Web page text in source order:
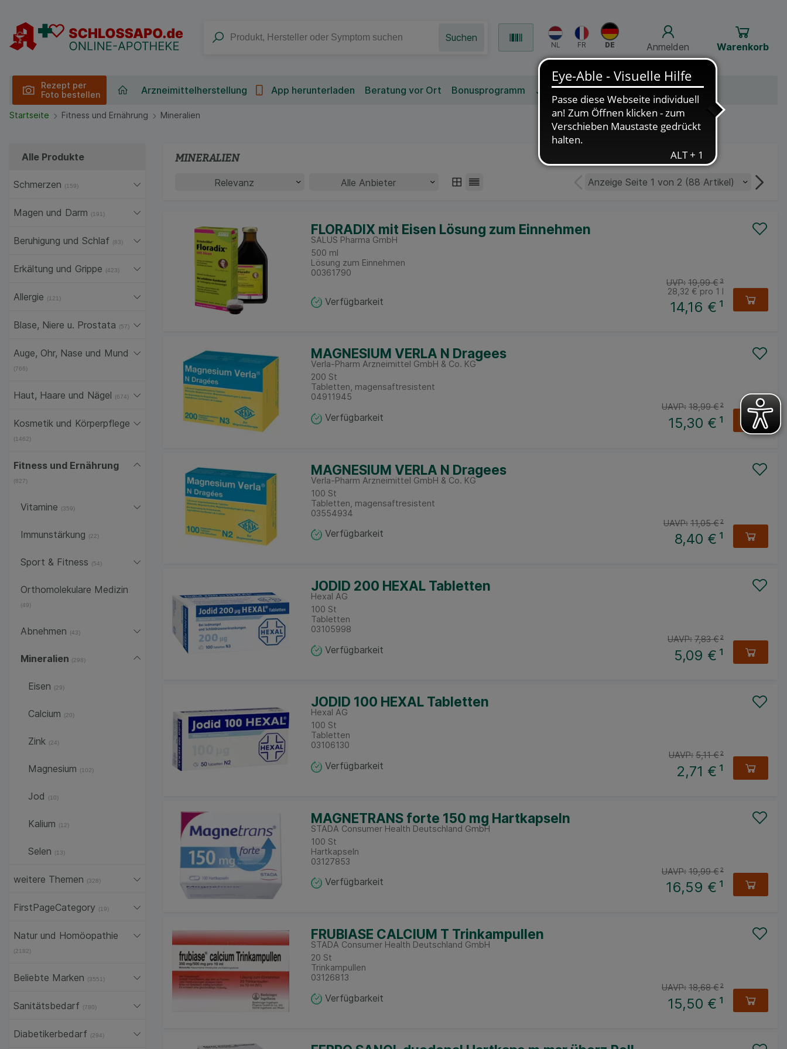
Anmelden Warenkorb
Suchen
Rezept per
Foto bestellen
Arzneimittelherstellung App herunterladen Beratung vor Ort Bonusprogramm Jobs Über Schlossapo.de
Startseite Fitness und Ernährung Mineralien
MINERALIEN
FLORADIX mit Eisen Lösung zum Einnehmen
SALUS Pharma GmbH
500 ml
Lösung zum Einnehmen
00361790
Verfügbarkeit 14,16 € ¹
UVP: 19,99 €³
28,32 € pro 1 l
MAGNESIUM VERLA N Dragees
Verla-Pharm Arzneimittel GmbH & Co. KG
200 St
Tabletten, magensaftresistent
04911945
Verfügbarkeit 15,30 € ¹
UAVP: 18,99 €²
MAGNESIUM VERLA N Dragees
Verla-Pharm Arzneimittel GmbH & Co. KG
100 St
Tabletten, magensaftresistent
03554934
Verfügbarkeit 8,40 € ¹
UAVP: 11,05 €²
JODID 200 HEXAL Tabletten
Hexal AG
100 St
Tabletten
03105998
Verfügbarkeit 5,09 € ¹
UAVP: 7,83 €²
JODID 100 HEXAL Tabletten
Hexal AG
100 St
Tabletten
03106130
Verfügbarkeit 2,71 € ¹
UAVP: 5,11 €²
MAGNETRANS forte 150 mg Hartkapseln
STADA Consumer Health Deutschland GmbH
100 St
Hartkapseln
03127853
Verfügbarkeit 16,59 € ¹
UAVP: 19,99 €²
FRUBIASE CALCIUM T Trinkampullen
STADA Consumer Health Deutschland GmbH
20 St
Trinkampullen
03126813
Verfügbarkeit 15,50 € ¹
UAVP: 18,68 €²
Alle Produkte
Schmerzen (159)
Magen und Darm (191)
Beruhigung und Schlaf (83)
Erkältung und Grippe (423)
Allergie (121)
Blase, Niere u. Prostata (57)
Auge, Ohr, Nase und Mund
(766)
Haut, Haare und Nägel (674)
Kosmetik und Körperpflege
(1462)
Fitness und Ernährung
(827)
Vitamine (359)
Immunstärkung (22)
Sport & Fitness (54)
Orthomolekulare Medizin
(49)
Abnehmen (43)
Mineralien (298)
Eisen (29)
Calcium (20)
Zink (24)
Magnesium (102)
Jod (10)
Kalium (12)
Selen (13)
weitere Themen (328)
FirstPageCategory (19)
Natur und Homöopathie
(2182)
Beliebte Marken (3551)
Sanitätsbedarf (780)
Diabetikerbedarf (294)